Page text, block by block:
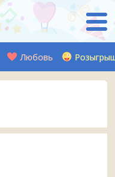
Любовь